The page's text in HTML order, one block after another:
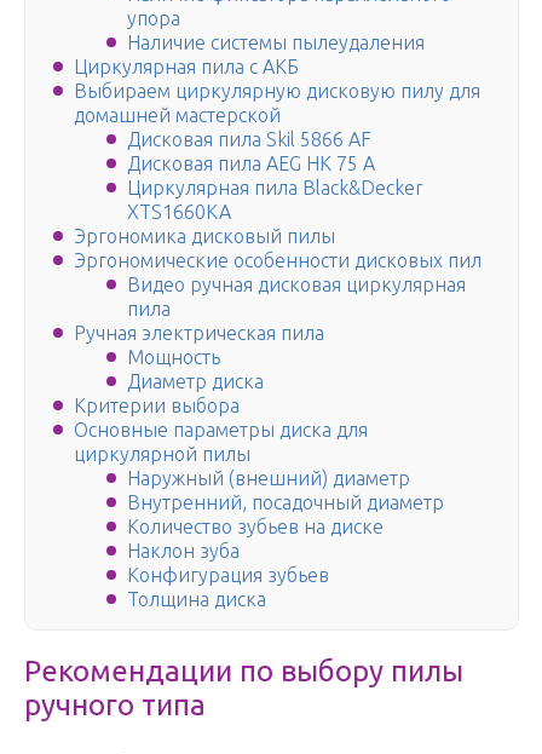
упора
Наличие системы пылеудаления
Циркулярная пила с АКБ
Выбираем циркулярную дисковую пилу для
домашней мастерской
Дисковая пила Skil 5866 AF
Дисковая пила AEG HK 75 A
Циркулярная пила Black&Decker
XTS1660KA
Эргономика дисковый пилы
Эргономические особенности дисковых пил
Видео ручная дисковая циркулярная
пила
Ручная электрическая пила
Мощность
Диаметр диска
Критерии выбора
Основные параметры диска для
циркулярной пилы
Наружный (внешний) диаметр
Внутренний, посадочный диаметр
Количество зубьев на диске
Наклон зуба
Конфигурация зубьев
Толщина диска
Рекомендации по выбору пилы
ручного типа